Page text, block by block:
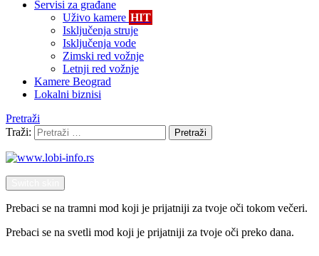
Servisi za građane
Uživo kamere HIT
Isključenja struje
Isključenja vode
Zimski red vožnje
Letnji red vožnje
Kamere Beograd
Lokalni biznisi
Pretraži
Traži:
Pretraži
Prebaci se na tramni mod koji je prijatniji za tvoje oči tokom večeri.
Prebaci se na svetli mod koji je prijatniji za tvoje oči preko dana.